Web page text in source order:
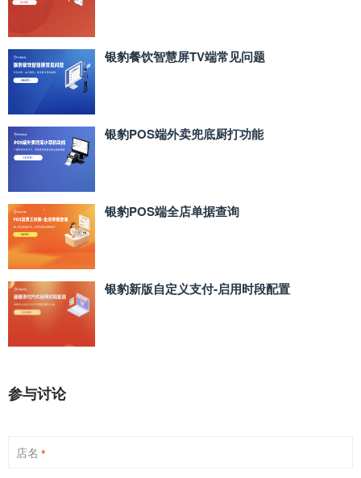
银豹餐饮智慧屏TV端常见问题
银豹POS端外卖兜底厨打功能
银豹POS端全店单据查询
银豹新版自定义支付‑启用时段配置
参与讨论
店名 *